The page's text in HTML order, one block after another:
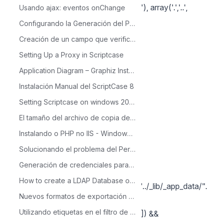
Usando ajax: eventos onChange
Configurando la Generación del PDF
Creación de un campo que verifica valores en otra tabla - Lookup
Setting Up a Proxy in Scriptcase
Application Diagram – Graphiz Installation on Debian based Linux Platform
Instalación Manual del ScriptCase 8
Setting Scriptcase on windows 2003 with IIS 6.0
El tamaño del archivo de copia de seguridad es mayor que el soportado por PHP
Instalando o PHP no IIS - Windows 2000/XP
Solucionando el problema del Permiso de Ejecución Zendid
Generación de credenciales para la autenticación con Facebook
How to create a LDAP Database on Windows Server
Nuevos formatos de exportación del gráfico
Utilizando etiquetas en el filtro de la gráfica
>path_aplicacao . "../_lib/_app_data/"), array('.','..',
'index.php', 'index.html'));
foreach($_arr_apps as $k => $v)
$arr_apps[] = substr($v, 0, -8);
if({check_deleted} == 'Y')
require($this->Ini->path_aplicacao . "../_lib/_app_data/".
$app . '_ini.php');
$app = (isset($arr_data['friendly_url']) &&